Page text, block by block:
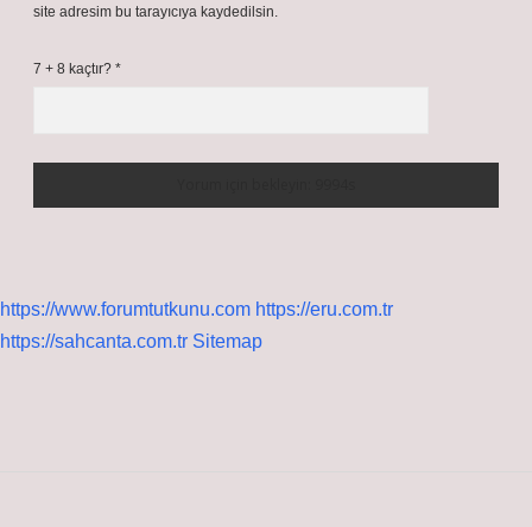
site adresim bu tarayıcıya kaydedilsin.
7 + 8 kaçtır? *
https://www.forumtutkunu.com https://eru.com.tr
https://sahcanta.com.tr Sitemap